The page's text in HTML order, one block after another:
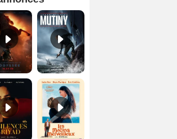
L'Odyssée Bande-annonce VO STFR
Les Silences de Riyad Bande-annonce VO STFR Les Matins merveilleux Bande-annonce VF